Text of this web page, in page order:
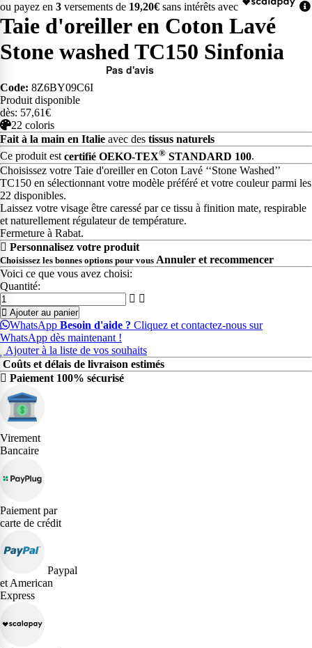
ou payez en 3 versements de 19,20€ sans intérêts avec
Taie d'oreiller en Coton Lavé
Stone washed TC150 Sinfonia
Code: 8Z6BY09C6I
Produit disponible
dès: 57,61€
22 coloris
Fait à la main en Italie avec des tissus naturels
Ce produit estcertifié OEKO-TEX® STANDARD 100.
Choisissez votre Taie d'oreiller en Coton Lavé ‘‘Stone Washed’’
TC150 en sélectionnant votre modèle préféré et votre couleur parmi les
22 disponibles.
Laissez votre visage être caressé par ce tissu à finition mate, respirable
et naturellement régulateur de température.
Fermeture à Rabat.
Personnalisez votre produit
Choisissez les bonnes options pour vous Annuler et recommencer
Voici ce que vous avez choisi:
Quantité:
Ajouter au panier
WhatsApp Besoin d'aide ? Cliquez et contactez-nous sur
WhatsApp dès maintenant !
Ajouter à la liste de vos souhaits
Coûts et délais de livraison estimés
Paiement 100% sécurisé
Virement
Bancaire
Paiement par
carte de crédit
Paypal
et American
Express